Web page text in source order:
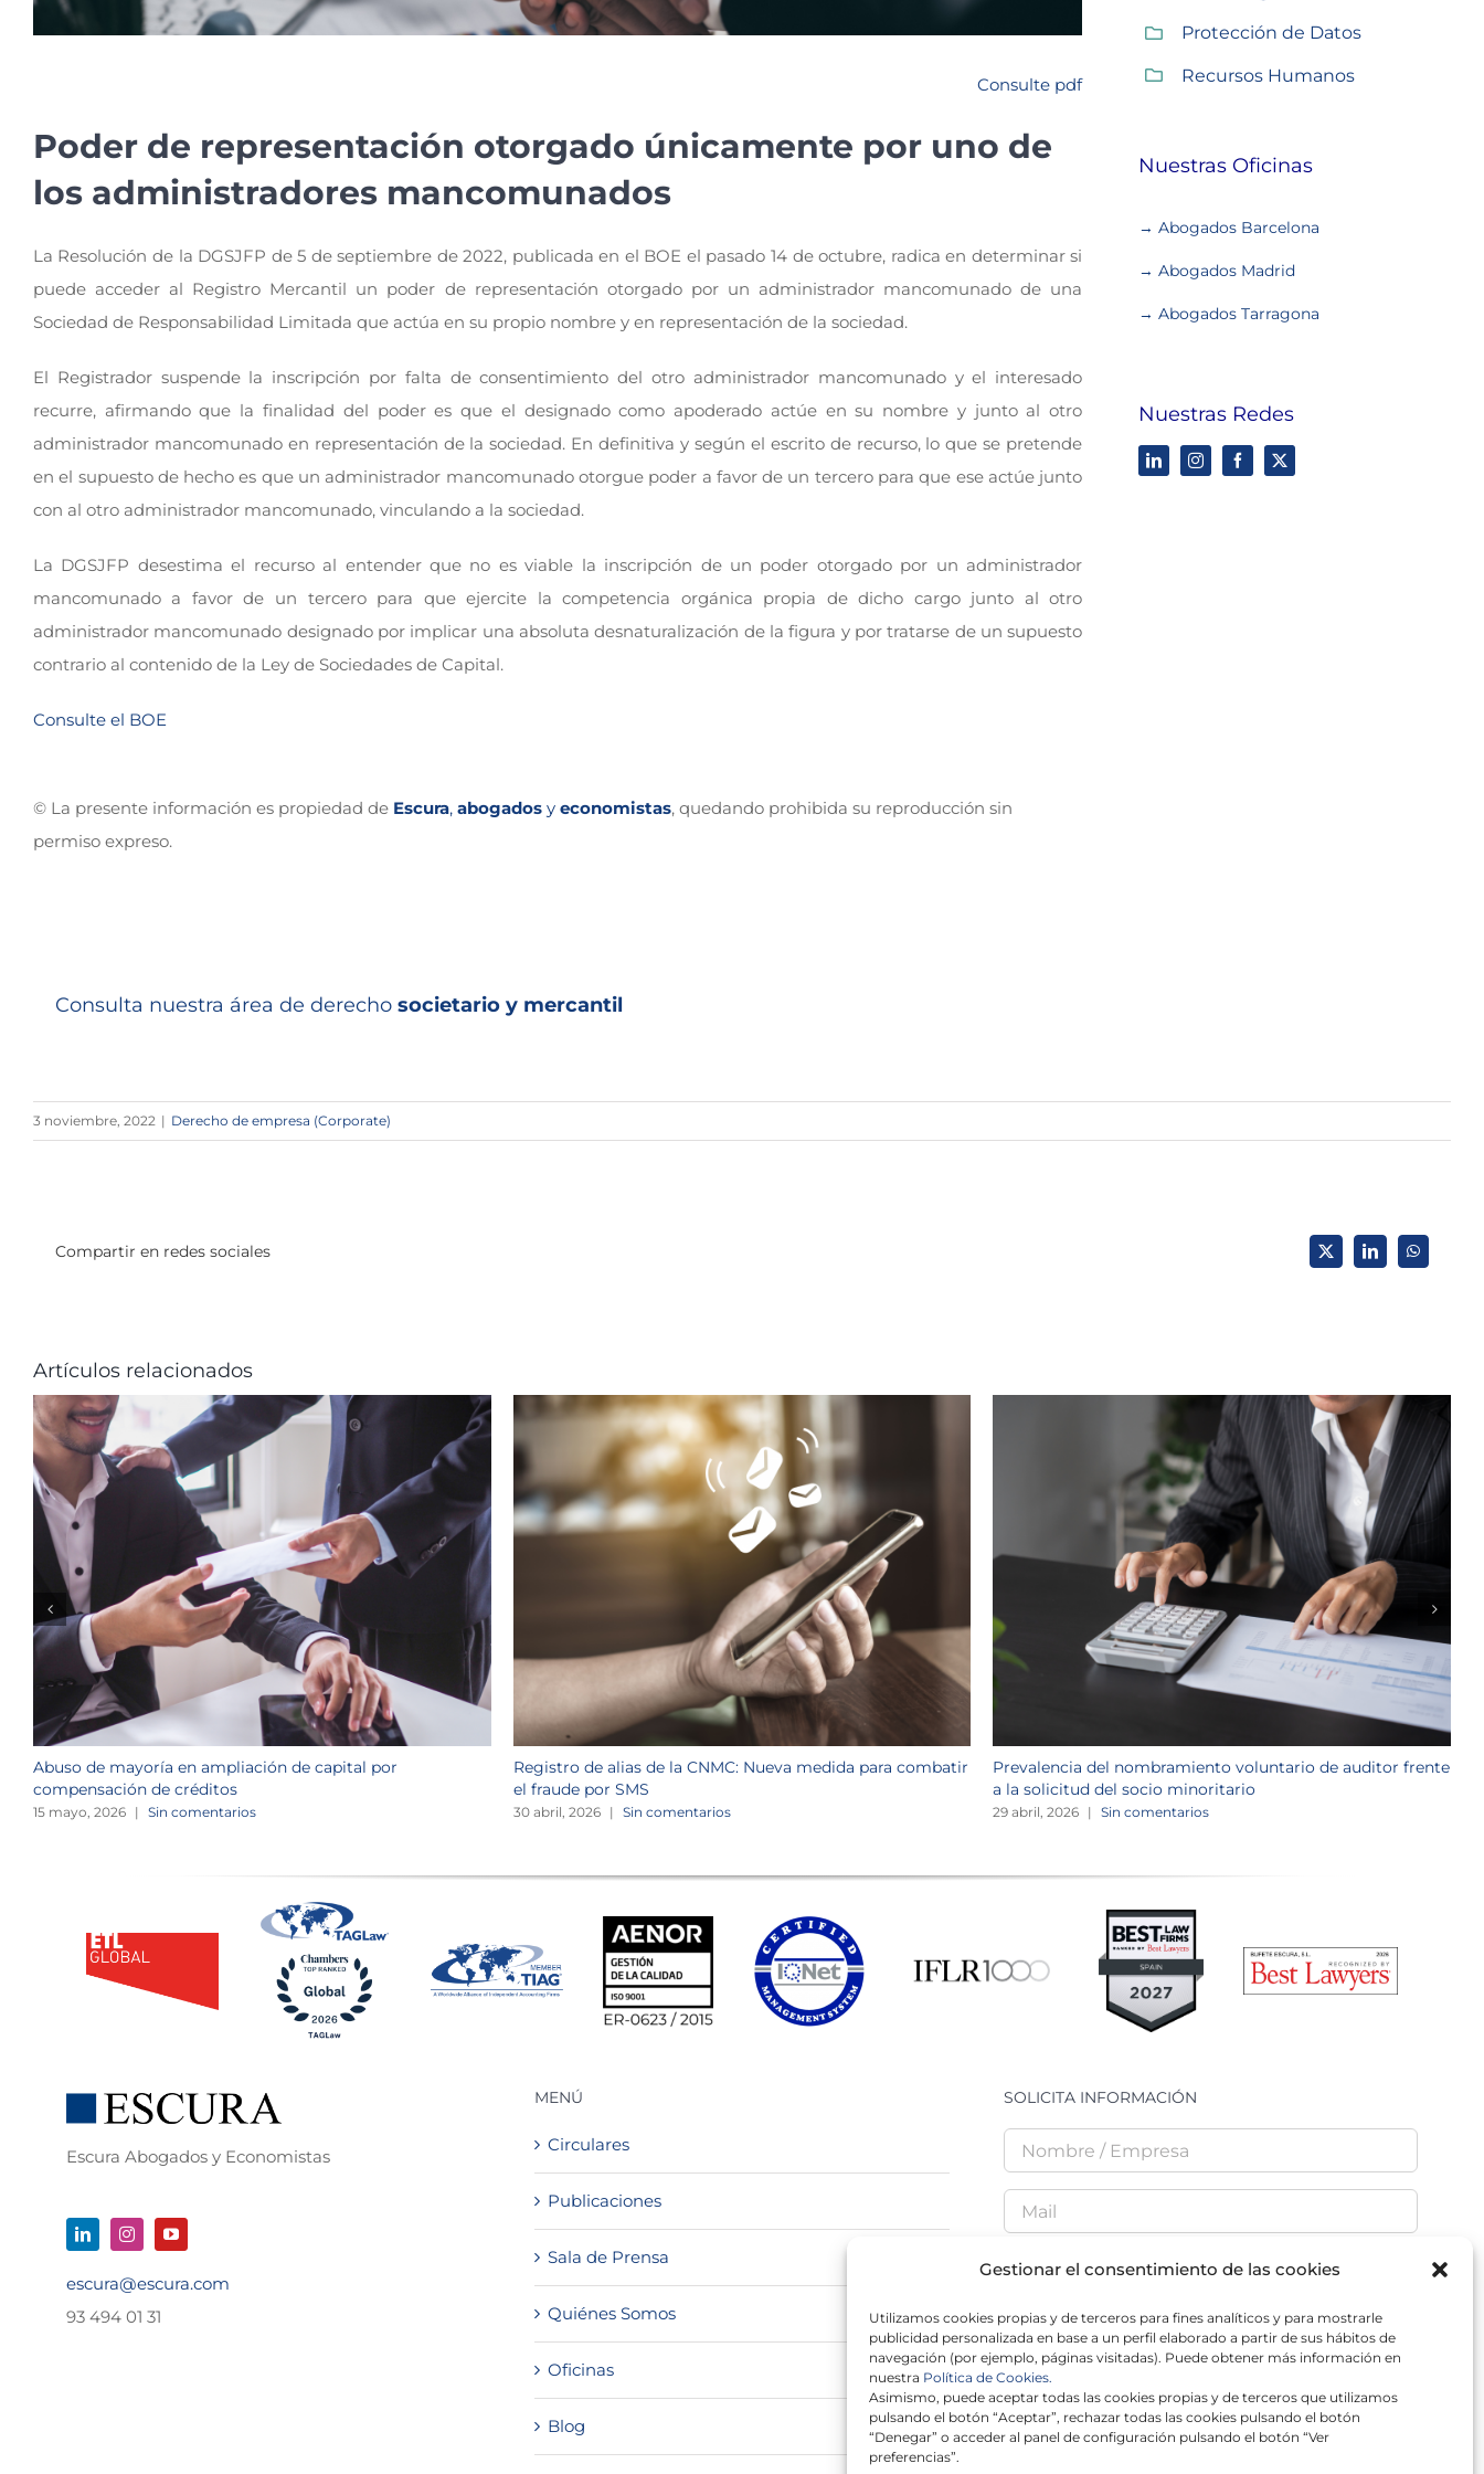
Gestionar el consentimiento de las cookies
Utilizamos cookies propias y de terceros para fines analíticos y para mostrarle
publicidad personalizada en base a un perfil elaborado a partir de sus hábitos de
navegación (por ejemplo, páginas visitadas). Puede obtener más información en
nuestra Política de Cookies.
Asimismo, puede aceptar todas las cookies propias y de terceros que utilizamos
pulsando el botón “Aceptar”, rechazar todas las cookies pulsando el botón
“Denegar” o acceder al panel de configuración pulsando el botón “Ver
preferencias”.
Consulte pdf
Poder de representación otorgado únicamente por uno de
los administradores mancomunados
La Resolución de la DGSJFP de 5 de septiembre de 2022, publicada en el BOE el pasado 14 de octubre, radica en determinar si
puede acceder al Registro Mercantil un poder de representación otorgado por un administrador mancomunado de una
Sociedad de Responsabilidad Limitada que actúa en su propio nombre y en representación de la sociedad.
El Registrador suspende la inscripción por falta de consentimiento del otro administrador mancomunado y el interesado
recurre, afirmando que la finalidad del poder es que el designado como apoderado actúe en su nombre y junto al otro
administrador mancomunado en representación de la sociedad. En definitiva y según el escrito de recurso, lo que se pretende
en el supuesto de hecho es que un administrador mancomunado otorgue poder a favor de un tercero para que ese actúe junto
con al otro administrador mancomunado, vinculando a la sociedad.
La DGSJFP desestima el recurso al entender que no es viable la inscripción de un poder otorgado por un administrador
mancomunado a favor de un tercero para que ejercite la competencia orgánica propia de dicho cargo junto al otro
administrador mancomunado designado por implicar una absoluta desnaturalización de la figura y por tratarse de un supuesto
contrario al contenido de la Ley de Sociedades de Capital.
Consulte el BOE
© La presente información es propiedad de Escura, abogadosy economistas, quedando prohibida su reproducción sin
permiso expreso.
Protección de Datos
Recursos Humanos
Nuestras Oficinas
→ Abogados Barcelona
→ Abogados Madrid
→ Abogados Tarragona
Nuestras Redes
Consulta nuestra área de derecho societario y mercantil
3 noviembre, 2022 | Derecho de empresa (Corporate)
Compartir en redes sociales X LinkedInWhatsApp
Artículos relacionados
Abuso de mayoría en ampliación de capital por
compensación de créditos
15 mayo, 2026 | Sin comentarios
Registro de alias de la CNMC: Nueva medida para combatir
el fraude por SMS
30 abril, 2026 | Sin comentarios
Prevalencia del nombramiento voluntario de auditor frente
a la solicitud del socio minoritario
29 abril, 2026 | Sin comentarios
Escura Abogados y Economistas
escura@escura.com
93 494 01 31
MENÚ
Circulares
Publicaciones
Sala de Prensa
Quiénes Somos
Oficinas
Blog
SOLICITA INFORMACIÓN
He leído y acepto laPolítica de Privacidad